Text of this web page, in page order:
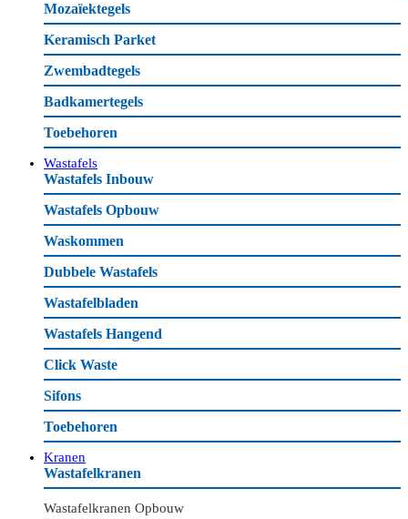
Mozaïektegels
Keramisch Parket
Zwembadtegels
Badkamertegels
Toebehoren
Wastafels
Wastafels Inbouw
Wastafels Opbouw
Waskommen
Dubbele Wastafels
Wastafelbladen
Wastafels Hangend
Click Waste
Sifons
Toebehoren
Kranen
Wastafelkranen
Wastafelkranen Opbouw